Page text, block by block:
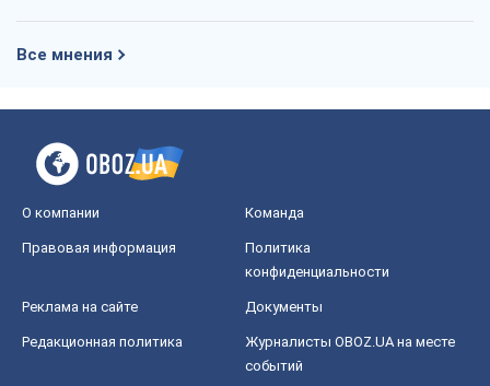
Все мнения
О компании Команда
Правовая информация
Политика
конфиденциальности
Реклама на сайте Документы
Редакционная политика
Журналисты OBOZ.UA на месте
событий